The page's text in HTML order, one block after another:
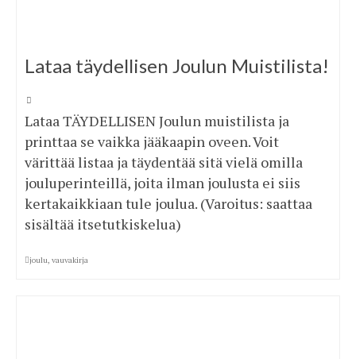
Lataa täydellisen Joulun Muistilista!
Lataa TÄYDELLISEN Joulun muistilista ja
printtaa se vaikka jääkaapin oveen. Voit
värittää listaa ja täydentää sitä vielä omilla
jouluperinteillä, joita ilman joulusta ei siis
kertakaikkiaan tule joulua. (Varoitus: saattaa
sisältää itsetutkiskelua)
joulu, vauvakirja